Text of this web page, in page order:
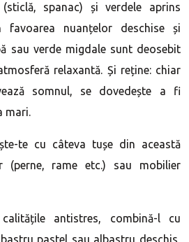
spanac) și verdele aprins
favoarea nuanțelor deschise și
sau verde migdale sunt deosebit
relaxantă. Și reține: chiar
somnul, se dovedește a fi
mari.
te cu câteva tușe din această
(perne, rame etc.) sau mobilier
antistres, combină-l cu
pastel sau albastru deschis,